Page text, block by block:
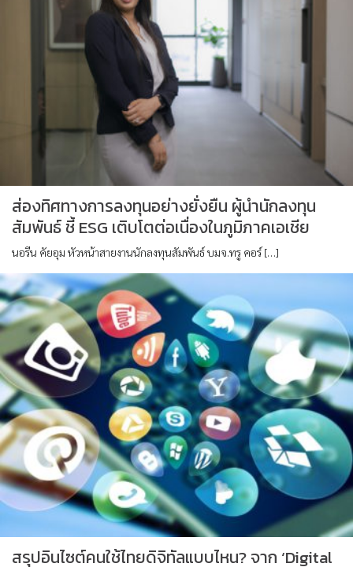
ส่องทิศทางการลงทุนอย่างยั่งยืน ผู้นำนักลงทุน
สัมพันธ์ ชี้ ESG เติบโตต่อเนื่องในภูมิภาคเอเชีย
นอรีน คัยอุม หัวหน้าสายงานนักลงทุนสัมพันธ์ บมจ.ทรู คอร์ […]
สรุปอินไซต์คนใช้ไทยดิจิทัลแบบไหน? จาก ‘Digital